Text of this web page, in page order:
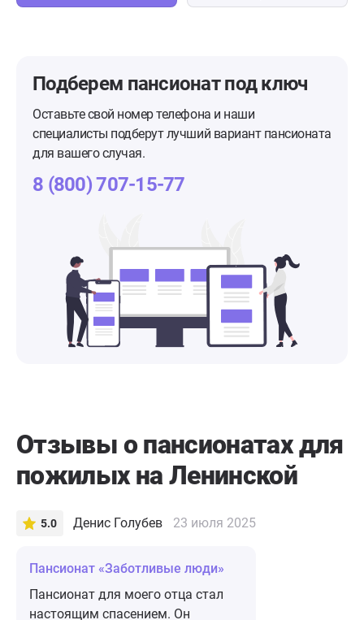
Подберем пансионатпод ключ
Оставьте свой номер телефона и наши
специалисты подберут лучший вариант пансионата
для вашего случая.
8 (800) 707-15-77
Отзывы о пансионатах для
пожилых на Ленинской
5.0 Денис Голубев 23 июля 2025
Пансионат «Заботливые люди»
Пансионат для моего отца стал
настоящим спасением. Он